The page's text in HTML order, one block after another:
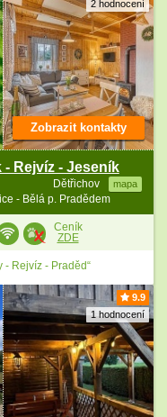
2 hodnocení
Rejvíz - Jeseník
Dětřichov mapa
- Bělá p. Pradědem
Zobrazit kontakty
Ceník
ZDE
- Rejvíz - Praděd“
9.9
1 hodnocení